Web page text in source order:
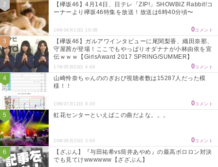
【欅坂46】4月14日、日テレ「ZIP!」SHOWBIZ Rabbit!コ
ーナーより欅坂46特集を放送！放送は6時40分頃〜
16年04月13日 10:08 0コメント
【欅坂46】ガルアワインタビューに尾関梨香、織田奈那、
守屋茜が登場！ここでもやっぱりオダナナが小林由依を宣
伝ｗｗｗ【GirlsAward 2017 SPRING/SUMMER】
17年05月03日 4:49 0コメント
山崎怜奈ちゃんののぎおび視聴者数は15287人だった模
様！！
19年07月12日 8:30 0コメント
虹花センターといえばこの曲だよな。。。
20年09月20日 3:00 0コメント
【ざぶん】『与田祐希vs筒井あやめ』の最高ボロロン対決
でも見てけwwwwww【ざざぶん】